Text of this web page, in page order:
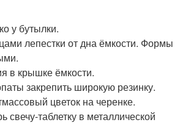
у бутылки.
лепестки от дна ёмкости. Формы
в крышке ёмкости.
закрепить широкую резинку.
цветок на черенке.
таблетку в металлической